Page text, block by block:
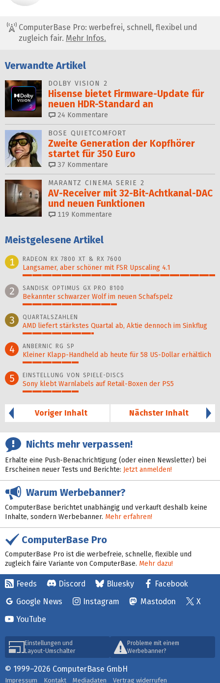
ComputerBase Pro: werbefrei, schnell, flexibel und
zugleich fair. Mehr Infos.
Verwandte Artikel
DOLBY VISION 2
Hisense bietet Firmware-Update für
neuen HDR-Standard an
24 Kommentare
BOSE QUIETCOMFORT
Zweite Generation der Kopfhörer
startet für 350 Euro
37 Kommentare
MARANTZ CINEMA SERIE 2
AV-Receiver mit 32-Bit-Acht­kanal-DAC
und neuen Funktionen
119 Kommentare
Meistgelesene Artikel
1
RADEON RX 7800 XT & RX 7600
Langsamer, aber schöner mit FSR Upscaling 4.1
100%
2 SANDISK OPTIMUS GX PRO 8100
Bekannter schwarzer Wolf im neuen Schafspelz
49%
3 QUARTALSZAHLEN
AMD liefert stärkstes Quartal ab, Aktie dennoch im Sinkflug
37%
4 ANBERNIC RG SP
Kleiner Klapp-Hand­held ab heute für 58 US-Dollar er­hält­lich
29%
5 EINSTELLUNG VON SPIELE-DISCS
Sony klebt Warnlabels auf Retail-Boxen der PS5
29%
Voriger Inhalt
Nächster Inhalt
Nichts mehr verpassen!
Erhalte eine Push-Benachrichtigung (oder einen Newsletter) bei
Erscheinen neuer Tests und Berichte: Jetzt anmelden!
Warum Werbebanner?
ComputerBase berichtet unabhängig und verkauft deshalb keine
Inhalte, sondern Werbebanner. Mehr erfahren!
ComputerBase Pro
ComputerBase Pro ist die werbefreie, schnelle, flexible und
zugleich faire Variante von ComputerBase. Mehr dazu!
Feeds Discord Bluesky
Facebook
Google News
Instagram Mastodon
X
YouTube
Einstellungen und
Layout-Umschalter
Probleme mit einem
Werbebanner?
© 1999–2026 ComputerBase GmbH
Impressum Kontakt Mediadaten Vertrag widerrufen